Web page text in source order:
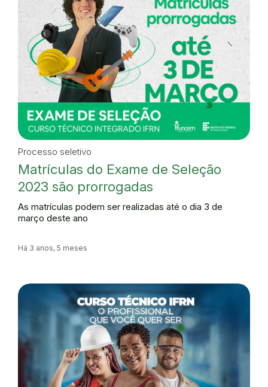
Processo seletivo
Matrículas do Exame de Seleção
2023 são prorrogadas
As matrículas podem ser realizadas até o dia 3 de
março deste ano
Há 3 anos, 5 meses